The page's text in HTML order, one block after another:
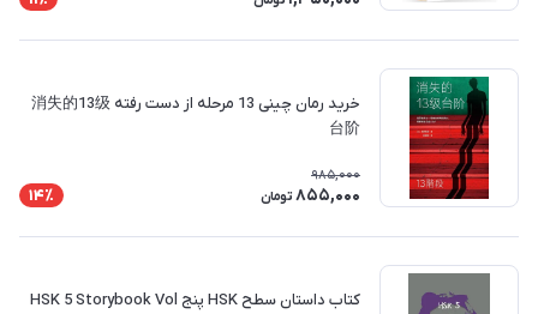
خرید رمان چینی 13 مرحله از دست رفته 消失的13级
台阶
985,000
855,000 تومان 14٪
کتاب داستان سطح HSK پنج HSK 5 Storybook Vol